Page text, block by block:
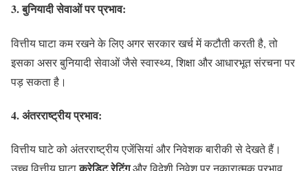
3. बुनियादी सेवाओं पर प्रभाव:
वित्तीय घाटा कम रखने के लिए अगर सरकार खर्च में कटौती करती है, तो
इसका असर बुनियादी सेवाओं जैसे स्वास्थ्य, शिक्षा और आधारभूत संरचना पर
पड़ सकता है।
4. अंतरराष्ट्रीय प्रभाव:
वित्तीय घाटे को अंतरराष्ट्रीय एजेंसियां और निवेशक बारीकी से देखते हैं।
उच्च वित्तीय घाटा
और विदेशी निवेश पर नकारात्मक प्रभाव